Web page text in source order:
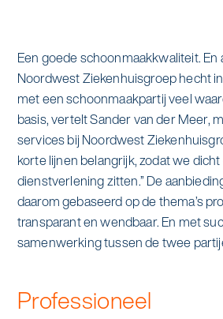
Werken bij Asito
Zoeken
Offerte aanvragen
Een goede schoonmaakkwaliteit. En
Noordwest Ziekenhuisgroep hecht
met een schoonmaakpartij veel
basis, vertelt Sander van der Meer,
services bij Noordwest
korte lijnen belangrijk, zodat we
dienstverlening zitten.” De
daarom gebaseerd op de thema’s
transparant en wendbaar. En met
samenwerking tussen de twee
Professioneel